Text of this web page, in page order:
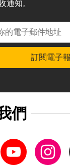
通知。
址
訂閱電子報
們
Youtube Instagram